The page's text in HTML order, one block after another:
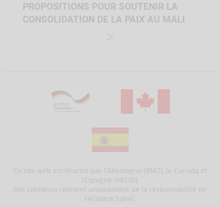
PROPOSITIONS POUR SOUTENIR LA
CONSOLIDATION DE LA PAIX AU MALI
Ce site web est financé par l’Allemagne (BMZ), le Canada et
l’Espagne (AECID).
Ses contenus relèvent uniquement de la responsabilité de
l’Alliance Sahel.